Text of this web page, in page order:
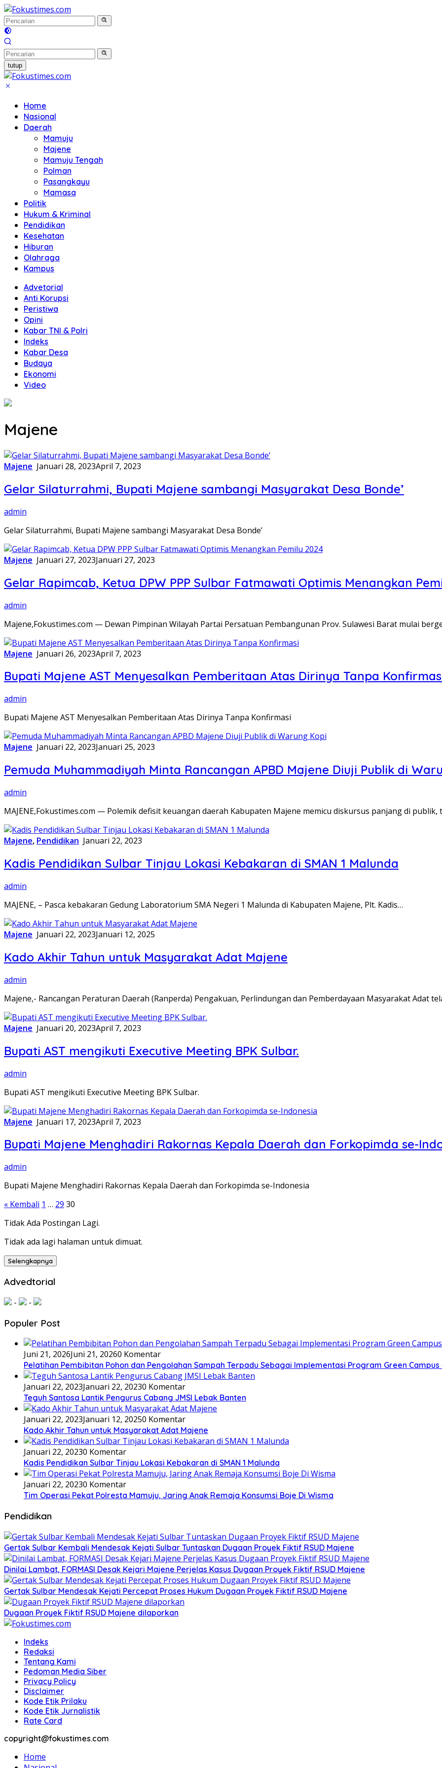
Langsung
ke
konten
tutup
Home
Nasional
Daerah
Mamuju
Majene
Mamuju Tengah
Polman
Pasangkayu
Mamasa
Politik
Hukum & Kriminal
Pendidikan
Kesehatan
Hiburan
Olahraga
Kampus
Advetorial
Anti Korupsi
Peristiwa
Opini
Kabar TNI & Polri
Indeks
Kabar Desa
Budaya
Ekonomi
Video
Majene
Majene Januari 28, 2023April 7, 2023
Gelar Silaturrahmi, Bupati Majene sambangi Masyarakat Desa Bonde’
admin
Gelar Silaturrahmi, Bupati Majene sambangi Masyarakat Desa Bonde’
Majene Januari 27, 2023Januari 27, 2023
Gelar Rapimcab, Ketua DPW PPP Sulbar Fatmawati Optimis Menangkan
admin
Majene,Fokustimes.com — Dewan Pimpinan Wilayah Partai Persatuan Pembangunan Prov. Sulawesi Barat mulai
Majene Januari 26, 2023April 7, 2023
Bupati Majene AST Menyesalkan Pemberitaan Atas Dirinya Tanpa
admin
Bupati Majene AST Menyesalkan Pemberitaan Atas Dirinya Tanpa Konfirmasi
Majene Januari 22, 2023Januari 25, 2023
Pemuda Muhammadiyah Minta Rancangan APBD Majene Diuji Publik di
admin
MAJENE,Fokustimes.com — Polemik defisit keuangan daerah Kabupaten Majene memicu diskursus panjang di
Majene, Pendidikan Januari 22, 2023
Kadis Pendidikan Sulbar Tinjau Lokasi Kebakaran di SMAN 1 Malunda
admin
MAJENE, – Pasca kebakaran Gedung Laboratorium SMA Negeri 1 Malunda di Kabupaten Majene, Plt. Kadis…
Majene Januari 22, 2023Januari 12, 2025
Kado Akhir Tahun untuk Masyarakat Adat Majene
admin
Majene,- Rancangan Peraturan Daerah (Ranperda) Pengakuan, Perlindungan dan Pemberdayaan Masyarakat Adat
Majene Januari 20, 2023April 7, 2023
Bupati AST mengikuti Executive Meeting BPK Sulbar.
admin
Bupati AST mengikuti Executive Meeting BPK Sulbar.
Majene Januari 17, 2023April 7, 2023
Bupati Majene Menghadiri Rakornas Kepala Daerah dan Forkopimda se-
admin
Bupati Majene Menghadiri Rakornas Kepala Daerah dan Forkopimda se-Indonesia
Paginasi
pos
« Kembali 1 … 29 30
Tidak Ada Postingan Lagi.
Tidak ada lagi halaman untuk dimuat.
Selengkapnya
Advedtorial
- -
Populer Post
Juni 21, 2026Juni 21, 20260 Komentar
Pelatihan Pembibitan Pohon dan Pengolahan Sampah Terpadu Sebagai Implementasi Program Green
Januari 22, 2023Januari 22, 20230 Komentar
Teguh Santosa Lantik Pengurus Cabang JMSI Lebak Banten
Januari 22, 2023Januari 12, 20250 Komentar
Kado Akhir Tahun untuk Masyarakat Adat Majene
Januari 22, 20230 Komentar
Kadis Pendidikan Sulbar Tinjau Lokasi Kebakaran di SMAN 1 Malunda
Januari 22, 20230 Komentar
Tim Operasi Pekat Polresta Mamuju, Jaring Anak Remaja Konsumsi Boje Di Wisma
Pendidikan
Gertak Sulbar Kembali Mendesak Kejati Sulbar Tuntaskan Dugaan Proyek Fiktif RSUD Majene
Dinilai Lambat, FORMASI Desak Kejari Majene Perjelas Kasus Dugaan Proyek Fiktif RSUD Majene
Gertak Sulbar Mendesak Kejati Percepat Proses Hukum Dugaan Proyek Fiktif RSUD Majene
Dugaan Proyek Fiktif RSUD Majene dilaporkan
Indeks
Redaksi
Tentang Kami
Pedoman Media Siber
Privacy Policy
Disclaimer
Kode Etik Prilaku
Kode Etik Jurnalistik
Rate Card
copyright@fokustimes.com
Home